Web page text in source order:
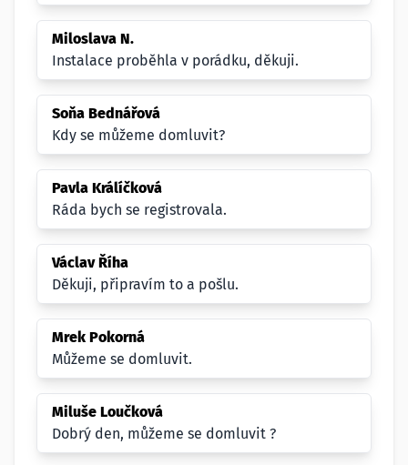
Miloslava N.
Instalace proběhla v porádku, děkuji.
Soňa Bednářová
Kdy se můžeme domluvit?
Pavla Králíčková
Ráda bych se registrovala.
Václav Říha
Děkuji, připravím to a pošlu.
Mrek Pokorná
Můžeme se domluvit.
Miluše Loučková
Dobrý den, můžeme se domluvit ?